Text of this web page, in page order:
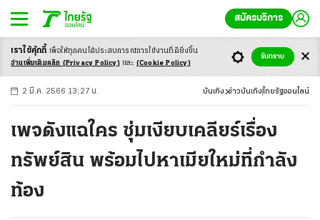
สมัครบริการ
-ก ก ก+
2 มี.ค. 2566 13:27 น. บันเทิง ข่าวบันเทิง ไทยรัฐออนไลน์
เพจดังแฉใคร ซุ่มเงียบเคลียร์เรื่อง
ทรัพย์สิน พร้อมไปหาเมียใหม่ที่กำลัง
ท้อง
เราใช้คุ้กกี้ เพื่อให้ทุกคนได้ประสบการณ์การใช้งานที่ดียิ่งขึ้น
อ่านเพิ่มเติมคลิก (Privacy Policy) และ (Cookie Policy)
รับทราบ